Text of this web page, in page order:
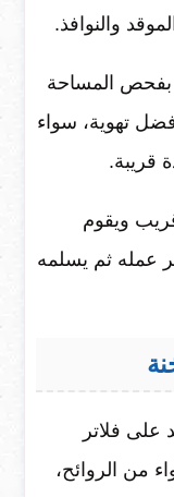
والنوافذ.
بفحص المساحة
تهوية، سواء
قريبة.
ويقوم
عمله ثم يسلمه
على فلاتر
من الروائح،